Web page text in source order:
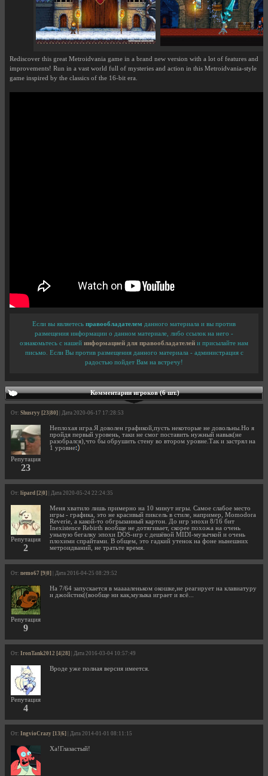
Rediscover this great Metroidvania game in a brand new version with a lot of features and
improvements! Run in a vast world full of mysteries and action in this Metroidvania-style
game inspired by the classics of the 16-bit era.
Если вы являетесь правообладателем данного материала и вы против
размещения информации о данном материале, либо ссылок на него -
ознакомьтесь с нашей информацией для правообладателей и присылайте нам
письмо. Если Вы против размещения данного материала - администрация с
радостью пойдет Вам на встречу!
Комментарии игроков (6 шт.)
От: Shusryy [23|80] | Дата 2020-06-17 17:28:53
Репутация
23
Неплохая игра.Я доволен графикой,пусть некоторые не довольны.Но я
пройдя первый уровень, таки не смог поставить нужный навык(не
разобрался),что бы обрушить стену во втором уровне.Так и застрял на
1 уровне
От: lipard [2|0] | Дата 2020-05-24 22:24:35
Репутация
2
Меня хватило лишь примерно на 10 минут игры. Самое слабое место
игры - графика, это не красивый пиксель в стиле, например, Momodora
Reverie, а какой-то обгрызанный картон. До игр эпохи 8/16 бит
Inexistence Rebirth вообще не дотягивает, скорее похожа на очень
унылую бегалку эпохи DOS-игр с дешёвой MIDI-музычкой и очень
плохими спрайтами. В общем, это гадкий утенок на фоне нынешних
метроидваний, не тратьте время.
От: nemo67 [9|0] | Дата 2016-04-25 08:29:52
Репутация
9
На 7/64 запускается в мааааленьком окошке,не реагирует на клавиатуру
и джойстик((вообще ни как,музыка играет и всё...
От: IronTank2012 [4|28] | Дата 2016-03-04 10:57:49
Репутация
4
Вроде уже полная версия имеется.
От: IngvioCrazy [13|6] | Дата 2014-01-01 08:11:15
Ха!Глазастый!